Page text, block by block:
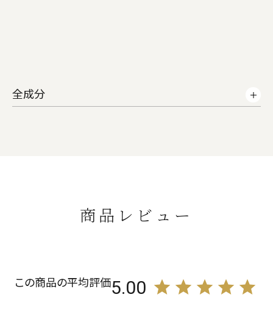
全成分
商品レビュー
5.00